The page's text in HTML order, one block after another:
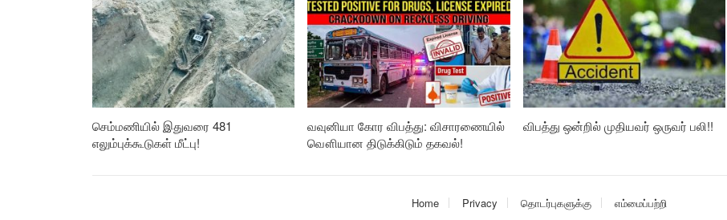
செம்மணியில் இதுவரை 481
எலும்புக்கூடுகள் மீட்பு!
வவுனியா கோர விபத்து: விசாரணையில்
வௌியான திடுக்கிடும் தகவல்!
விபத்து ஒன்றில் முதியவர் ஒருவர் பலி!!
Home Privacy தொடர்புகளுக்கு எம்மைப்பற்றி